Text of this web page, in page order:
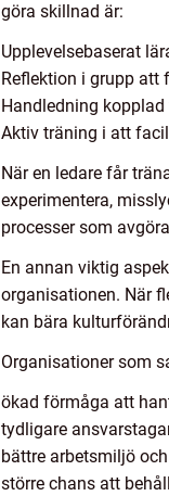
göra skillnad är:
Upplevelsebaserat
Reflektion i grupp att
Handledning
Aktiv träning i att
När en ledare får
experimentera,
processer som
En annan viktig
organisationen. När
kan bära
Organisationer som
ökad förmåga att
tydligare
bättre arbetsmiljö
större chans att